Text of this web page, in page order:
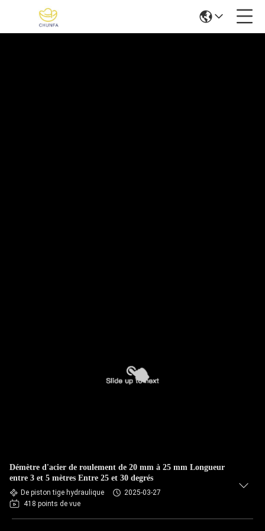
Démètre d'acier de roulement de 20 mm à 25 mm Longueur
entre 3 et 5 mètres Entre 25 et 30 degrés
De piston tige hydraulique
2025-03-27
418 points de vue